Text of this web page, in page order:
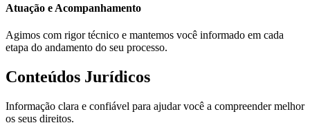
Atuação e Acompanhamento
Agimos com rigor técnico e mantemos você informado em cada
etapa do andamento do seu processo.
Conteúdos Jurídicos
Informação clara e confiável para ajudar você a compreender melhor
os seus direitos.